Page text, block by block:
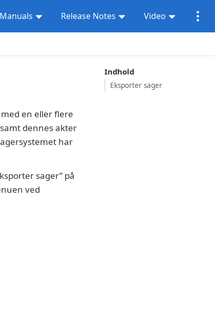
Manuals Release Notes Video
Indhold
Eksporter sager
en eller flere
dennes akter
har
sager” på
ved